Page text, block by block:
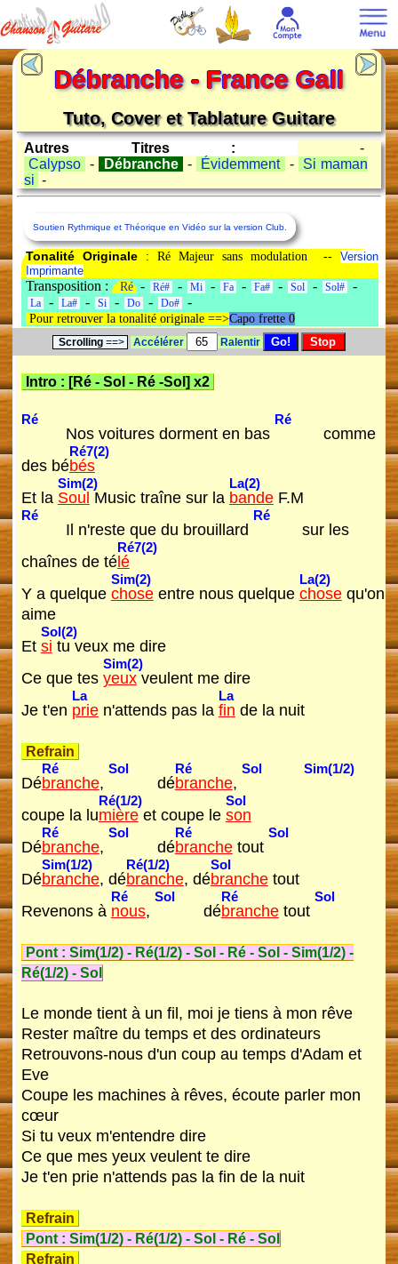
Débranche - France Gall
Tuto, Cover et Tablature Guitare
Autres Titres :
-
Calypso - Débranche - Évidemment -
Si maman
si -
Soutien Rythmique et Théorique en Vidéo sur la version Club.
Tonalité Originale: Ré Majeur sans modulation -- Version
Imprimante
Transposition : Ré- Ré# - Mi - Fa - Fa# - Sol - Sol# -
La - La# - Si - Do - Do# -
Pour retrouver la tonalité originale ==>Capo frette 0
Scrolling ==> Accélérer Ralentir
Intro : [Ré- Sol - Ré-Sol ] x2
Ré
Nos voitures dorment en bas
Ré
comme
des bé
Ré7(2)
bés
Et la
Sim(2)
Soul Music traîne sur la
La(2)
bandeF.M
Ré
Il n'reste que du brouillard
Ré
sur les
chaînes de té
Ré7(2)
lé
Y a quelque
Sim(2)
choseentre nous quelque
La(2)
chosequ'on
aime
Et
Sol(2)
si tu veux me dire
Ce que tes
Sim(2)
yeuxveulent me dire
Je t'en
La
prien'attends pas la
La
fin de la nuit
Refrain
Dé
Ré
branche,
Sol
dé
Ré
branche,
Sol Sim(1/2)
coupe la lu
Ré(1/2)
mièreet coupe le
Sol
son
Dé
Ré
branche,
Sol
dé
Ré
branchetout
Sol
Dé
Sim(1/2)
branche, dé
Ré(1/2)
branche, dé
Sol
branchetout
Revenons à
Ré
nous,
Sol
dé
Ré
branchetout
Sol
Pont : Sim(1/2)- Ré(1/2)- Sol - Ré- Sol - Sim(1/2)-
Ré(1/2)- Sol
Le monde tient à un fil, moi je tiens à mon rêve
Rester maître du temps et des ordinateurs
Retrouvons-nous d'un coup au temps d'Adam et
Eve
Coupe les machines à rêves, écoute parler mon
cœur
Si tu veux m'entendre dire
Ce que mes yeux veulent te dire
Je t'en prie n'attends pas la fin de la nuit
Refrain
Pont : Sim(1/2)- Ré(1/2)- Sol - Ré- Sol
Refrain